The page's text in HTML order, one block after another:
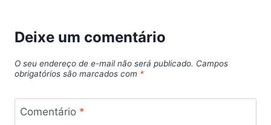
Deixe um comentário
O seu endereço de e-mail não será publicado. Campos
obrigatórios são marcados com *
Comentário *